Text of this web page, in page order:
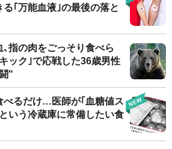
｢万能血液｣の最後の落と
指の肉をごっそり食べら
ック｣で応戦した36歳男性
"
べるだけ…医師が｢血糖値ス
いう冷蔵庫に常備したい食